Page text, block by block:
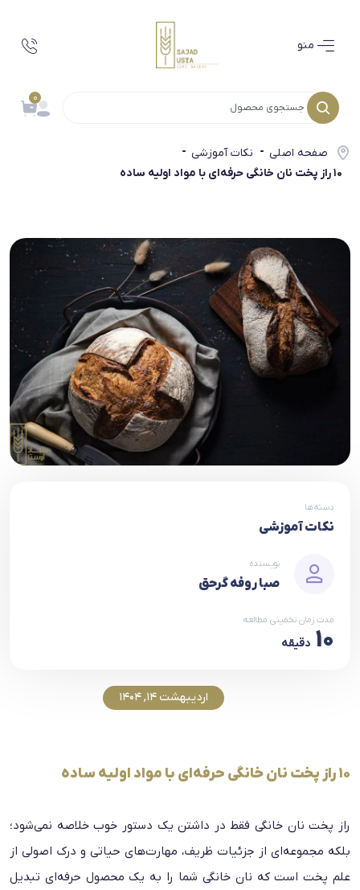
0
صفحه اصلی
نکات آموزشی
10 راز پخت نان خانگی حرفه‌ای با مواد اولیه ساده
دسته‌ها
نکات آموزشی
نویسنده
صبا روفه گرحق
مدت زمان تخمینی مطالعه
10 دقیقه
اردیبهشت 14, 1404
10 راز پخت نان خانگی حرفه‌ای با مواد اولیه ساده
راز پخت نان خانگی فقط در داشتن یک دستور خوب خلاصه نمی‌شود؛
بلکه مجموعه‌ای از جزئیات ظریف، مهارت‌های حیاتی و درک اصولی از
علم پخت است که نان خانگی شما را به یک محصول حرفه‌ای تبدیل